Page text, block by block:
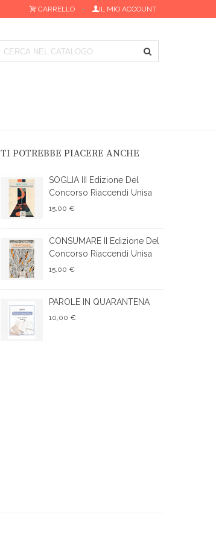
CARRELLO IL MIO ACCOUNT
TI POTREBBE PIACERE ANCHE
SOGLIA III Edizione Del
Concorso Riaccendi Unisa
15,00 €
CONSUMARE II Edizione Del
Concorso Riaccendi Unisa
15,00 €
PAROLE IN QUARANTENA
10,00 €